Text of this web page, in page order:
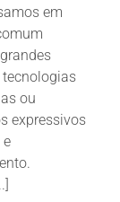
em
tecnologias
ou
expressivos
e